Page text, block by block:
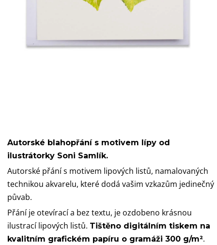
Autorské blahopřání s motivem lípy od
ilustrátorky Soni Samlík.
Autorské přání s motivem lipových listů, namalovaných
technikou akvarelu, které dodá vašim vzkazům jedinečný
půvab.
Přání je otevírací a bez textu, je ozdobeno krásnou
ilustrací lipových listů. Tištěno digitálním tiskem na
kvalitním grafickém papíru o gramáži 300 g/m².